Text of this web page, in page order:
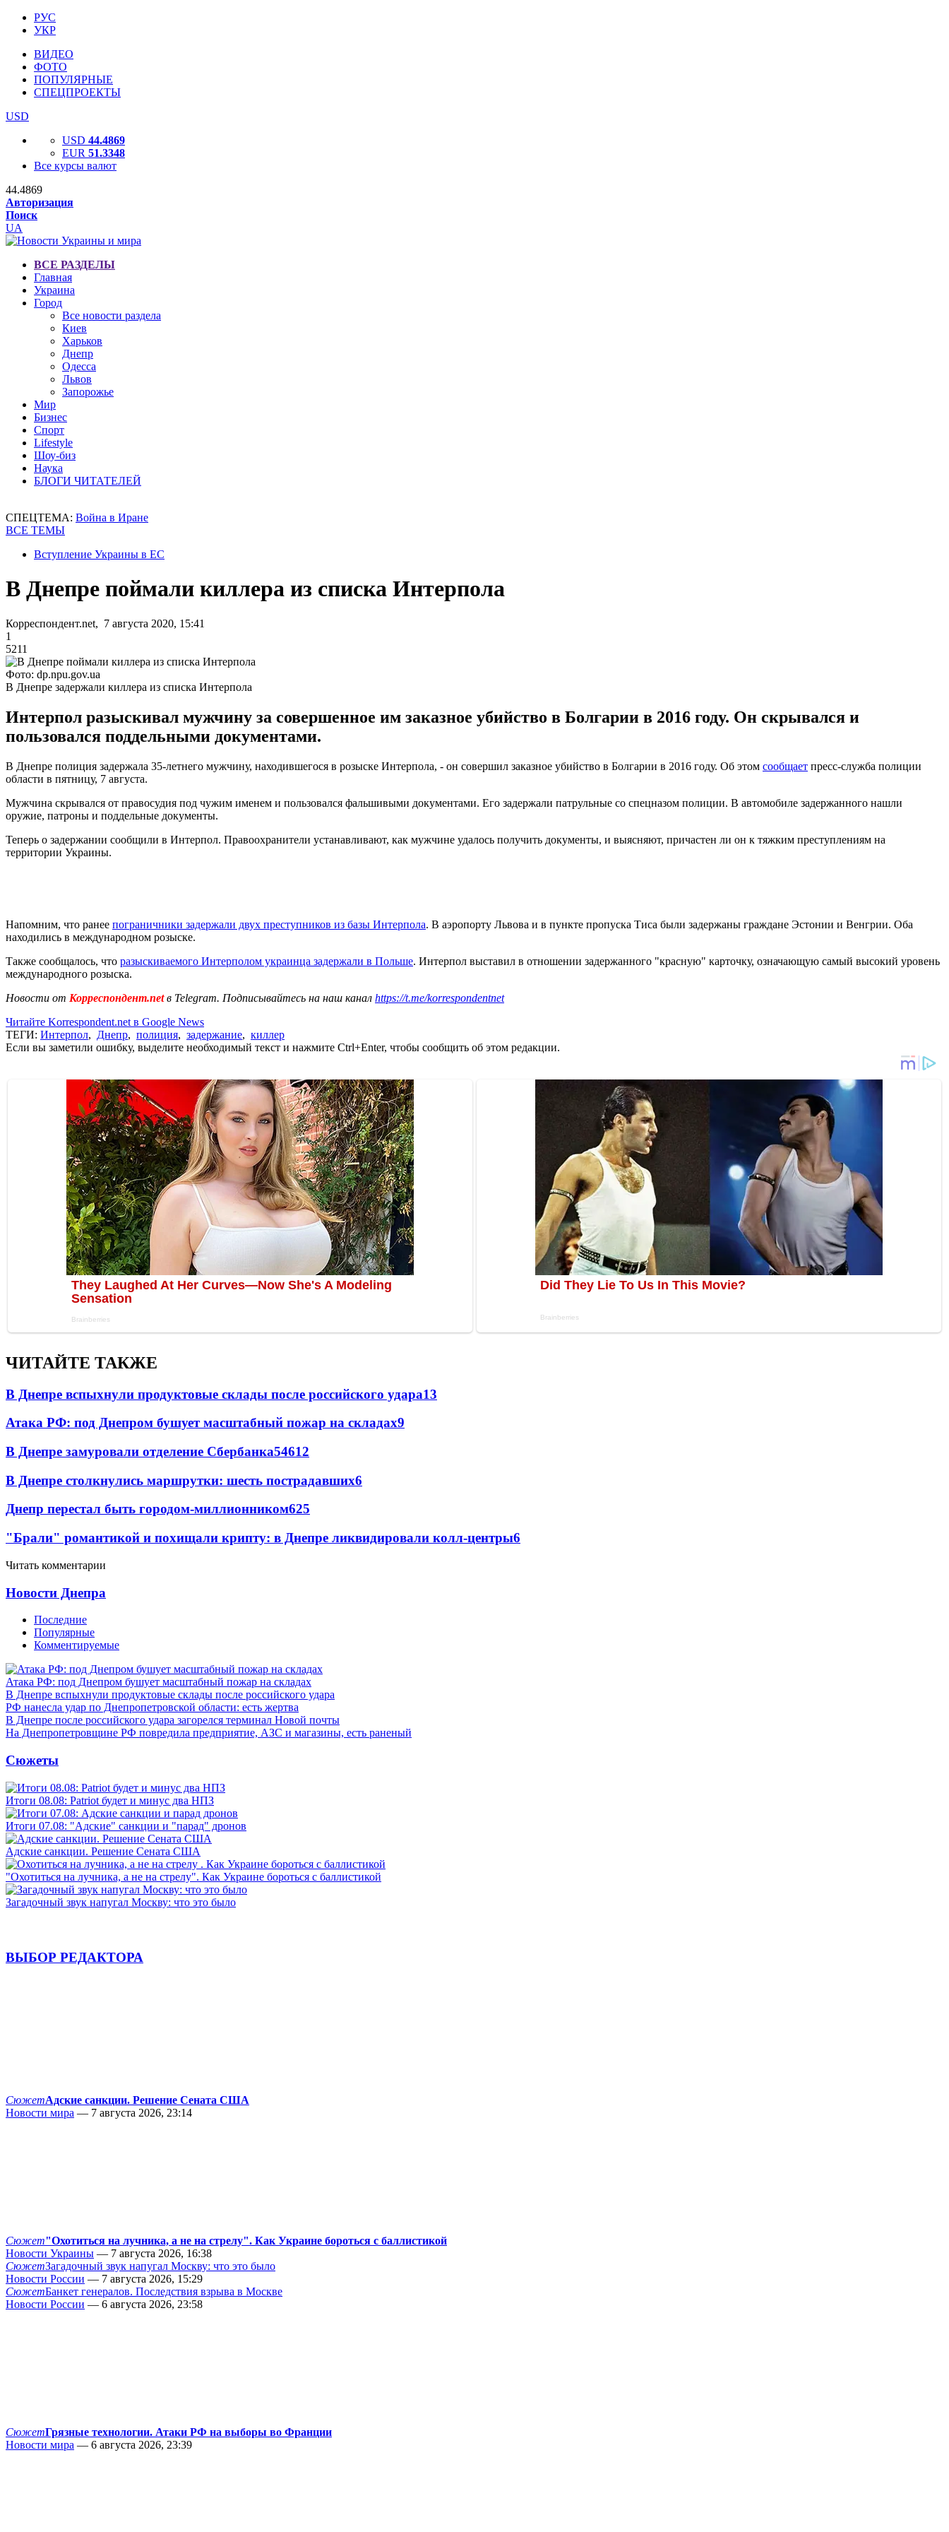
РУС
УКР
ВИДЕО
ФОТО
ПОПУЛЯРНЫЕ
СПЕЦПРОЕКТЫ
USD
USD 44.4869
EUR 51.3348
Все курсы валют
44.4869
Авторизация
Поиск
UA
ВСЕ РАЗДЕЛЫ
Главная
Украина
Город
Все новости раздела
Киев
Харьков
Днепр
Одесса
Львов
Запорожье
Мир
Бизнес
Спорт
Lifestyle
Шоу-биз
Наука
БЛОГИ ЧИТАТЕЛЕЙ
СПЕЦТЕМА: Война в Иране
ВСЕ ТЕМЫ
Вступление Украины в ЕС
В Днепре поймали киллера из списка Интерпола
Корреспондент.net, 7 августа 2020, 15:41
1
5211
Фото: dp.npu.gov.ua
В Днепре задержали киллера из списка Интерпола
Интерпол разыскивал мужчину за совершенное им заказное убийство в Болгарии в 2016 году. Он скрывался и
пользовался поддельными документами.
В Днепре полиция задержала 35-летнего мужчину, находившегося в розыске Интерпола, - он совершил заказное убийство в Болгарии в 2016 году. Об этом сообщает пресс-служба полиции
области в пятницу, 7 августа.
Мужчина скрывался от правосудия под чужим именем и пользовался фальшивыми документами. Его задержали патрульные со спецназом полиции. В автомобиле задержанного нашли
оружие, патроны и поддельные документы.
Теперь о задержании сообщили в Интерпол. Правоохранители устанавливают, как мужчине удалось получить документы, и выясняют, причастен ли он к тяжким преступлениям на
территории Украины.
Напомним, что ранее пограничники задержали двух преступников из базы Интерпола. В аэропорту Львова и в пункте пропуска Тиса были задержаны граждане Эстонии и Венгрии. Оба
находились в международном розыске.
Также сообщалось, что разыскиваемого Интерполом украинца задержали в Польше. Интерпол выставил в отношении задержанного "красную" карточку, означающую самый высокий уровень
международного розыска.
Новости от Корреспондент.netв Telegram. Подписывайтесь на наш канал https://t.me/korrespondentnet
Читайте Korrespondent.net в Google News
ТЕГИ: Интерпол, Днепр, полиция, задержание, киллер
Если вы заметили ошибку, выделите необходимый текст и нажмите Ctrl+Enter, чтобы сообщить об этом редакции.
ЧИТАЙТЕ ТАКЖЕ
В Днепре вспыхнули продуктовые склады после российского удара13
Атака РФ: под Днепром бушует масштабный пожар на складах9
В Днепре замуровали отделение Сбербанка54612
В Днепре столкнулись маршрутки: шесть пострадавших6
Днепр перестал быть городом-миллионником625
"Брали" романтикой и похищали крипту: в Днепре ликвидировали колл-центры6
Читать комментарии
Новости Днепра
Последние
Популярные
Комментируемые
Атака РФ: под Днепром бушует масштабный пожар на складах
В Днепре вспыхнули продуктовые склады после российского удара
РФ нанесла удар по Днепропетровской области: есть жертва
В Днепре после российского удара загорелся терминал Новой почты
На Днепропетровщине РФ повредила предприятие, АЗС и магазины, есть раненый
Сюжеты
Итоги 08.08: Patriot будет и минус два НПЗ
Итоги 07.08: "Адские" санкции и "парад" дронов
Адские санкции. Решение Сената США
"Охотиться на лучника, а не на стрелу". Как Украине бороться с баллистикой
Загадочный звук напугал Москву: что это было
ВЫБОР РЕДАКТОРА
СюжетАдские санкции. Решение Сената США
Новости мира — 7 августа 2026, 23:14
Сюжет"Охотиться на лучника, а не на стрелу". Как Украине бороться с баллистикой
Новости Украины — 7 августа 2026, 16:38
СюжетЗагадочный звук напугал Москву: что это было
Новости России — 7 августа 2026, 15:29
СюжетБанкет генералов. Последствия взрыва в Москве
Новости России — 6 августа 2026, 23:58
СюжетГрязные технологии. Атаки РФ на выборы во Франции
Новости мира — 6 августа 2026, 23:39